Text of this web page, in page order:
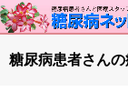
トップページ
糖尿病患者さん